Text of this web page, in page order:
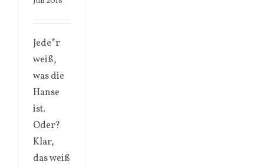
Jede*r
weiß,
was die
Hanse
ist.
Oder?
Klar,
das weiß